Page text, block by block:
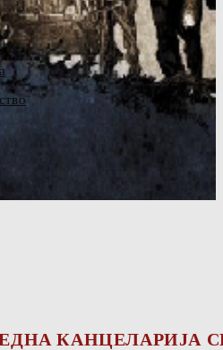
КАНЦЕЛАРИЈА